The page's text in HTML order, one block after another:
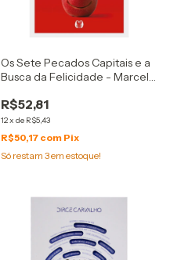
Os Sete Pecados Capitais e a
Busca da Felicidade - Marcelo
R$52,81
12x de R$5,43
R$50,17 com Pix
Só restam 3em estoque!